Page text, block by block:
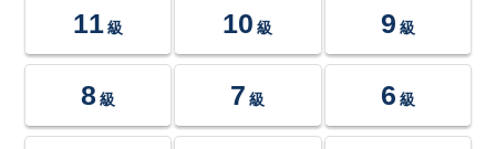
11 級 10 級 9 級
8 級 7 級 6 級